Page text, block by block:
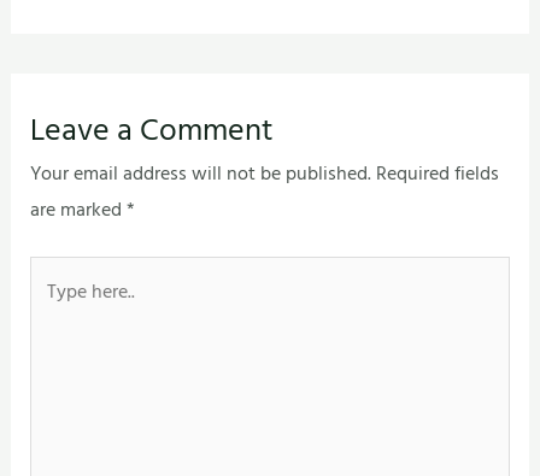
Leave a Comment
Your email address will not be published.Required fields
are marked*
here..